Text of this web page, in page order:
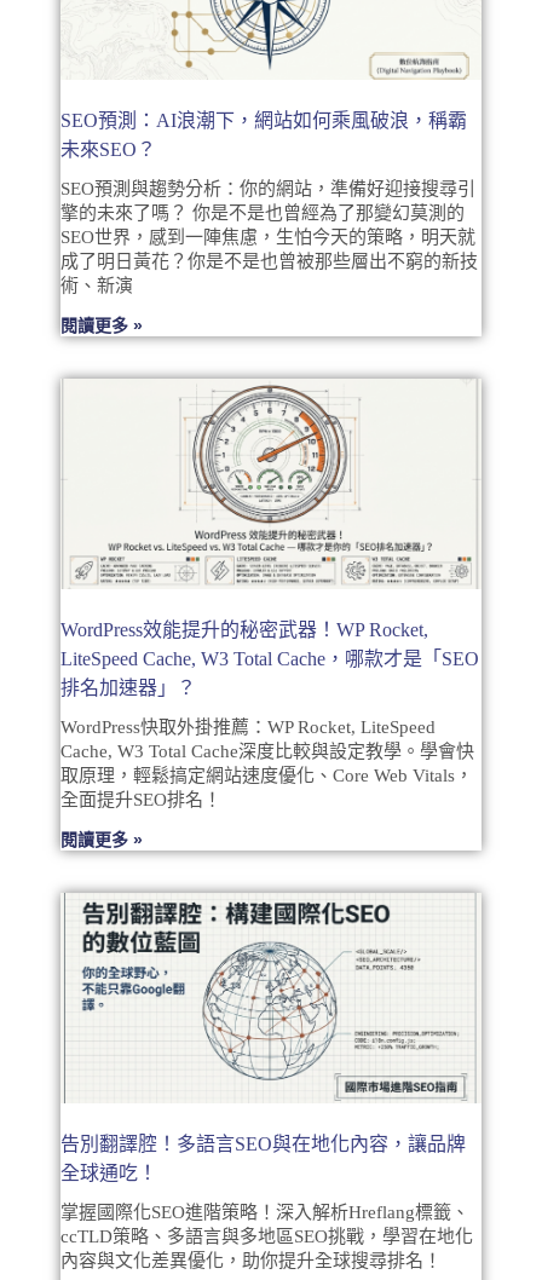
SEO預測：AI浪潮下，網站如何乘風破浪，稱霸
未來SEO？
SEO預測與趨勢分析：你的網站，準備好迎接搜尋引
擎的未來了嗎？ 你是不是也曾經為了那變幻莫測的
SEO世界，感到一陣焦慮，生怕今天的策略，明天就
成了明日黃花？你是不是也曾被那些層出不窮的新技
術、新演
閱讀更多 »
WordPress效能提升的秘密武器！WP Rocket,
LiteSpeed Cache, W3 Total Cache，哪款才是「SEO
排名加速器」？
WordPress快取外掛推薦：WP Rocket, LiteSpeed
Cache, W3 Total Cache深度比較與設定教學。學會快
取原理，輕鬆搞定網站速度優化、Core Web Vitals，
全面提升SEO排名！
閱讀更多 »
告別翻譯腔！多語言SEO與在地化內容，讓品牌
全球通吃！
掌握國際化SEO進階策略！深入解析Hreflang標籤、
ccTLD策略、多語言與多地區SEO挑戰，學習在地化
內容與文化差異優化，助你提升全球搜尋排名！